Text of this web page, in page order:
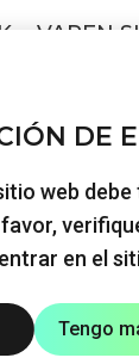
DE
web debe
en el
Tengo
VAPEN